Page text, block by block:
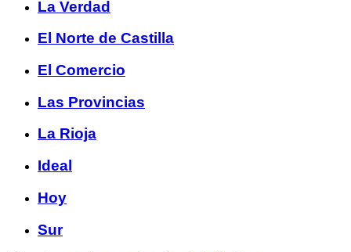
La Verdad
El Norte de Castilla
El Comercio
Las Provincias
La Rioja
Ideal
Hoy
Sur